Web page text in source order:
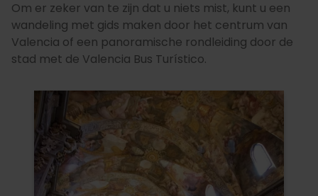
Om er zeker van te zijn dat u niets mist, kunt u een
wandeling met gids maken door het centrum van
Valencia of een panoramische rondleiding door de
stad met de Valencia Bus Turístico.